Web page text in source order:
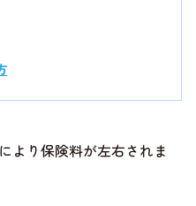
より保険料が左右されま